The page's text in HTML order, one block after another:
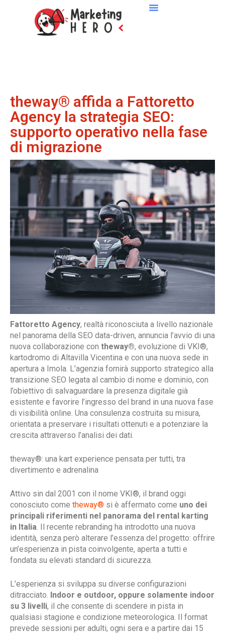
theway® affida a Fattoretto
Agency la strategia SEO:
supporto operativo nella fase
di migrazione
Fattoretto Agency, realtà riconosciuta a livello nazionale
nel panorama della SEO data-driven, annuncia l’avvio di una
nuova collaborazione con theway®, evoluzione di VKI®,
kartodromo di Altavilla Vicentina e con una nuova sede in
apertura a Imola. L’agenzia fornirà supporto strategico alla
transizione SEO legata al cambio di nome e dominio, con
l’obiettivo di salvaguardare la presenza digitale già
esistente e favorire l’ingresso del brand in una nuova fase
di visibilità online. Una consulenza costruita su misura,
orientata a preservare i risultati ottenuti e a potenziare la
crescita attraverso l’analisi dei dati.
theway®: una kart experience pensata per tutti, tra
divertimento e adrenalina
Attivo sin dal 2001 con il nome VKI®, il brand oggi
conosciuto come theway® si è affermato come uno dei
principali riferimenti nel panorama del rental karting
in Italia. Il recente rebranding ha introdotto una nuova
identità, senza però alterare l’essenza del progetto: offrire
un’esperienza in pista coinvolgente, aperta a tutti e
fondata su elevati standard di sicurezza.
L’esperienza si sviluppa su diverse configurazioni
ditracciato. Indoor e outdoor, oppure solamente indoor
su 3 livelli, il che consente di scendere in pista in
qualsiasi stagione e condizione meteorologica. Il format
prevede sessioni per adulti, ogni sera e a partire dai 15